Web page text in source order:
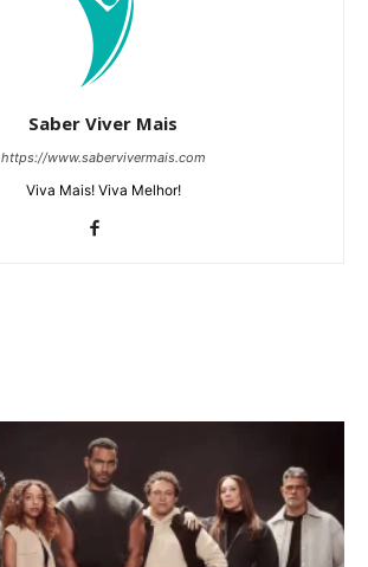
Saber Viver Mais
https://www.sabervivermais.com
Viva Mais! Viva Melhor!